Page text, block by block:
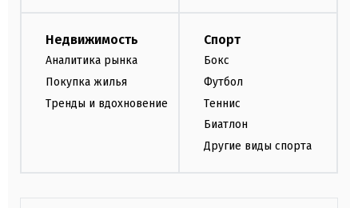
Недвижимость
Аналитика рынка
Покупка жилья
Тренды и вдохновение
Спорт
Бокс
Футбол
Теннис
Биатлон
Другие виды спорта